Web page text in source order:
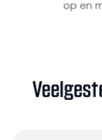
op en